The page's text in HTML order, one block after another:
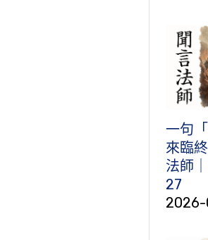
一句
來臨
法師
27
2026-